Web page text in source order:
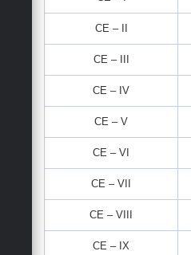
CE – II
CE – III
CE – IV
CE – V
CE – VI
CE – VII
CE – VIII
CE – IX